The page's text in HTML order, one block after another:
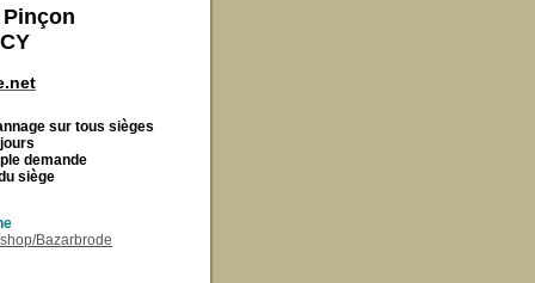
sur tous sièges
demande
siège
Bazarbrode